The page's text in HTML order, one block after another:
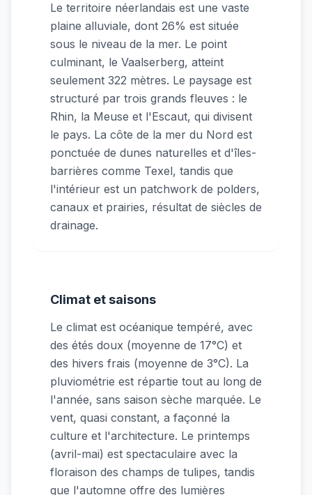
Le territoire néerlandais est une vaste
plaine alluviale, dont 26% est située
sous le niveau de la mer. Le point
culminant, le Vaalserberg, atteint
seulement 322 mètres. Le paysage est
structuré par trois grands fleuves : le
Rhin, la Meuse et l'Escaut, qui divisent
le pays. La côte de la mer du Nord est
ponctuée de dunes naturelles et d'îles-
barrières comme Texel, tandis que
l'intérieur est un patchwork de polders,
canaux et prairies, résultat de siècles de
drainage.
Climat et saisons
Le climat est océanique tempéré, avec
des étés doux (moyenne de 17°C) et
des hivers frais (moyenne de 3°C). La
pluviométrie est répartie tout au long de
l'année, sans saison sèche marquée. Le
vent, quasi constant, a façonné la
culture et l'architecture. Le printemps
(avril-mai) est spectaculaire avec la
floraison des champs de tulipes, tandis
que l'automne offre des lumières